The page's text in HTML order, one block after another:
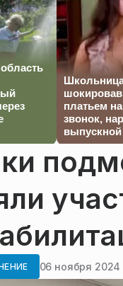
платьем
звонок,
выпускной
06 ноября 2024